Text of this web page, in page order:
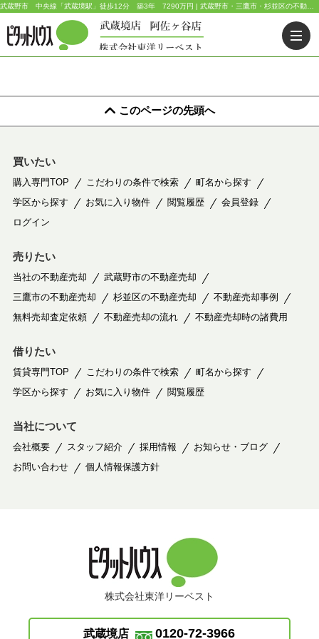
このページの先頭へ
買いたい
購入専門TOP こだわりの条件で検索
町名から探す
学区から探す
お気に入り物件 閲覧履歴
会員登録
ログイン
売りたい
当社の不動産売却
武蔵野市の不動産売却
三鷹市の不動産売却
杉並区の不動産売却
不動産売却事例
無料売却査定依頼
不動産売却の流れ 不動産売却時の諸費用
借りたい
賃貸専門TOP こだわりの条件で検索
町名から探す
学区から探す
お気に入り物件 閲覧履歴
当社について
会社概要 スタッフ紹介 採用情報
お知らせ・ブログ
お問い合わせ
個人情報保護方針
株式会社東洋リーベスト
武蔵境店 0120-72-3966